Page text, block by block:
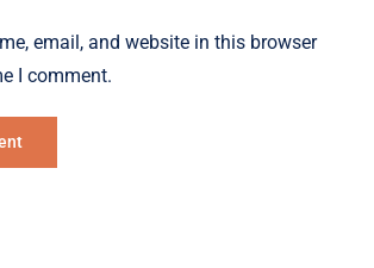
email, and website in this browser
I comment.